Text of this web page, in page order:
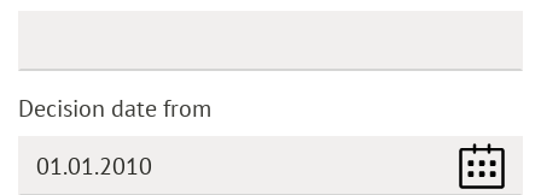
Decision date from